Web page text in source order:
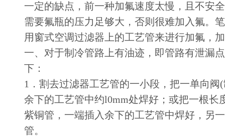
一定的缺点，前一种加氟速度太慢，且不安
需要氟瓶的压力足够大，否则很难加入氟。
用窗式空调过滤器上的工艺管来进行加氟，
一、对于制冷管路上有油迹，即管路有泄漏
下：
1．割去过滤器工艺管的一小段，把一单向
余下的工艺管中约l0mm处焊好；或把一根长
紫铜管，一端插入余下的工艺管中焊好，另
管。